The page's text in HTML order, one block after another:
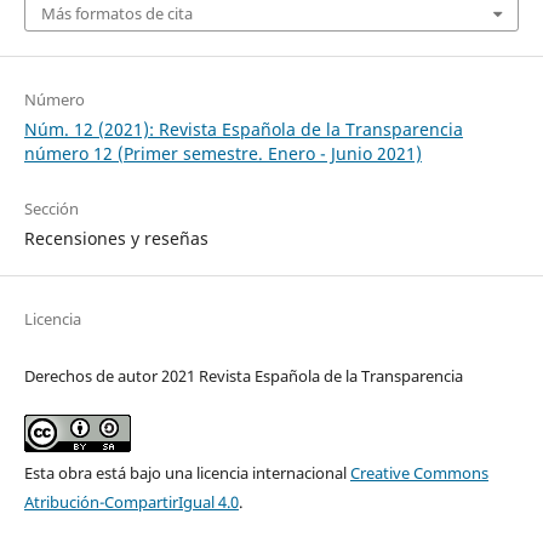
Más formatos de cita
Número
Núm. 12 (2021): Revista Española de la Transparencia
número 12 (Primer semestre. Enero - Junio 2021)
Sección
Recensiones y reseñas
Licencia
Derechos de autor 2021 Revista Española de la Transparencia
Esta obra está bajo una licencia internacionalCreative Commons
Atribución-CompartirIgual 4.0.